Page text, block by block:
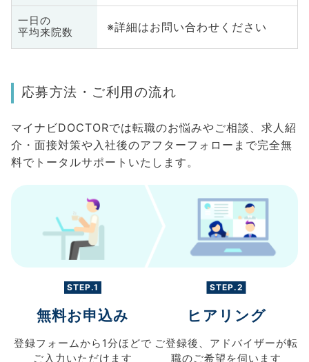
一日の
平均来院数
※詳細はお問い合わせください
応募方法・ご利用の流れ
マイナビDOCTORでは転職のお悩みやご相談、求人紹
介・面接対策や入社後のアフターフォローまで完全無
料でトータルサポートいたします。
STEP.1
無料お申込み
登録フォームから 1分ほどで
ご入力 いただけます
STEP.2
ヒアリング
ご登録後、 アドバイザーが転
職のご希望を伺います